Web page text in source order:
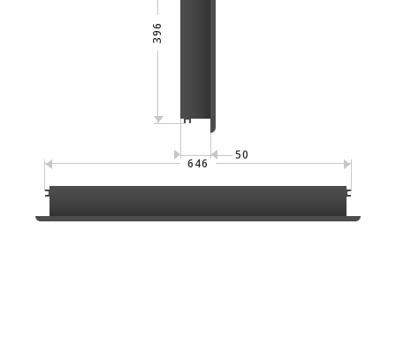
396
50
646